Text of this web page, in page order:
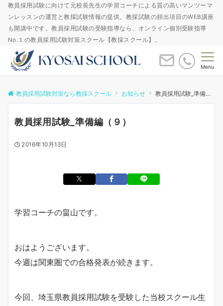
教員採用試験に向けて元校長先生の学習コーチによる質の高いマンツーマ
ンレッスンの運営と教採試験情報の提供。教採試験の頻出項目のWEB講座
も開講中です。教員採用試験の受験指導なら、オンライン個別受験指導
No.１の教員採用試験対策スクール【教採スクール】。
Menu
教員採用試験対策なら教採スクール お知らせ 教員採用試験_準備編（９）
教員採用試験_準備編（９）
2016年10月13日
学習コーチの畠山です。
おはようございます。
今週は関東圏での合格発表が続きます。
今回、埼玉県教員採用試験を受験した当校スクール生